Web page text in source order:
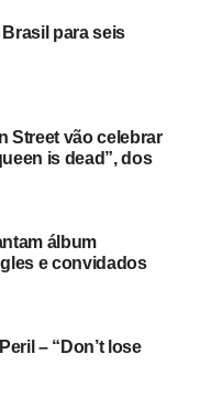
mantém o Pop
dia.
internacional
mistura de rock
apresentou
Running awaye
, de 2003, que o
por
lugar da
um dos grandes
para seis
Street vão celebrar
is dead”, dos
álbum
e convidados
– “Don’t lose